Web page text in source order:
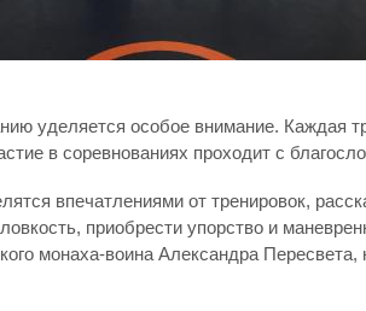
уделяется особое внимание. Каждая
в соревнованиях проходит с
впечатлениями от тренировок,
приобрести упорство и
монаха-воина Александра